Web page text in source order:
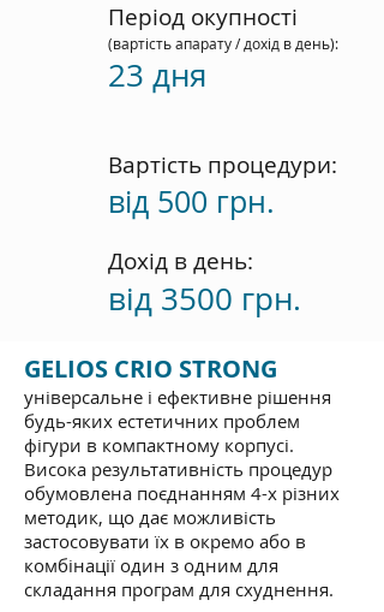
Період окупності
(вартість апарату / дохід в день):
23 дня
Вартість процедури:
від 500 грн.
Дохід вдень:
від 3500 грн.
GELIOS CRIO STRONG
універсальне і ефективне рішення
будь-яких естетичних проблем
фігури в компактному корпусі.
Висока результативність процедур
обумовлена поєднанням 4-х різних
методик, що дає можливість
застосовувати їх в окремо або в
комбінації один з одним для
складання програм для схуднення.